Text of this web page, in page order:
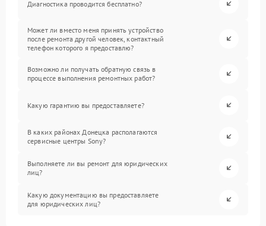
Диагностика проводится бесплатно?
Может ли вместо меня принять устройство
после ремонта другой человек, контактный
телефон которого я предоставлю?
Возможно ли получать обратную связь в
процессе выполнения ремонтных работ?
Какую гарантию вы предоставляете?
В каких районах Донецка располагаются
сервисные центры Sony?
Выполняете ли вы ремонт для юридических
лиц?
Какую документацию вы предоставляете
для юридических лиц?